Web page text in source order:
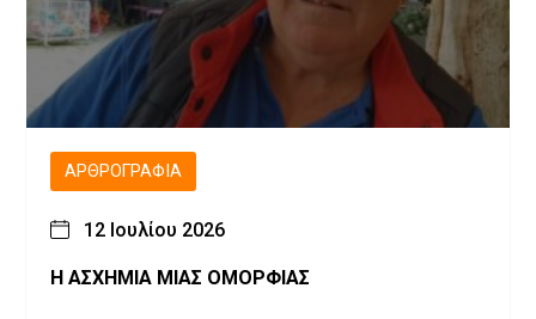
ΑΡΘΡΟΓΡΑΦΊΑ
12 Ιουλίου 2026
Η ΑΣΧΗΜΙΑ ΜΙΑΣ ΟΜΟΡΦΙΑΣ